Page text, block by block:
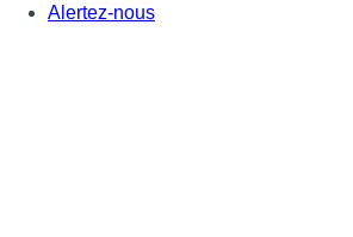
Alertez-nous